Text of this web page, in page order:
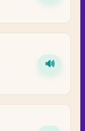
🔊